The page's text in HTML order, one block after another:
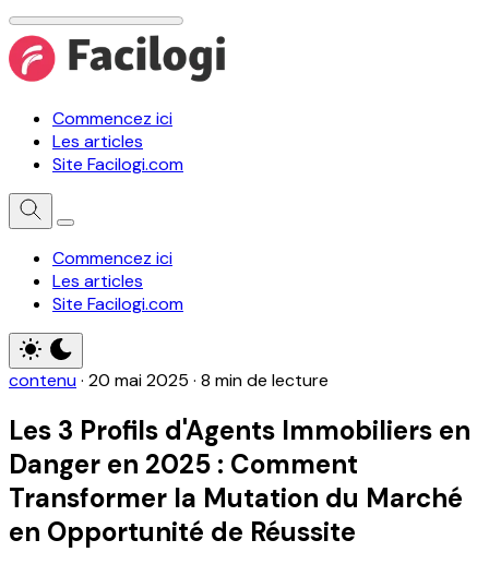
Commencez ici
Les articles
Site Facilogi.com
Commencez ici
Les articles
Site Facilogi.com
contenu· 20 mai 2025 · 8 min de lecture
Les 3 Profils d'Agents Immobiliers en
Danger en 2025 : Comment
Transformer la Mutation du Marché
en Opportunité de Réussite